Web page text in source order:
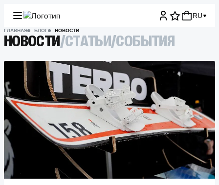
RU
ГЛАВНАЯ БЛОГ НОВОСТИ
НОВОСТИ/СТАТЬИ/СОБЫТИЯ